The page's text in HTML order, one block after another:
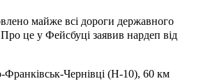
майже всі дороги державного
це у Фейсбуці заявив нардеп від
Чернівці (Н-10), 60 км